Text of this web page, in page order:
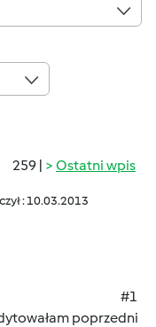
259 | Ostatni wpis
: 10.03.2013
#1
poprzedni